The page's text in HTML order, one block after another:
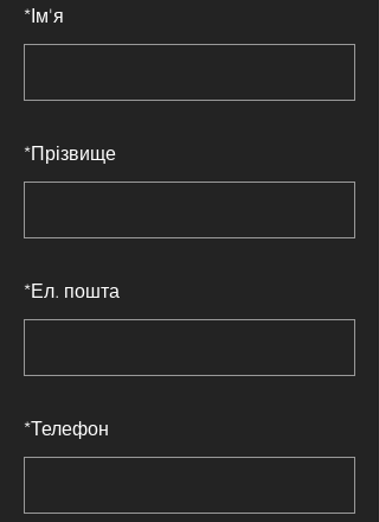
*Ім'я
*Прізвище
*Ел. пошта
*Телефон